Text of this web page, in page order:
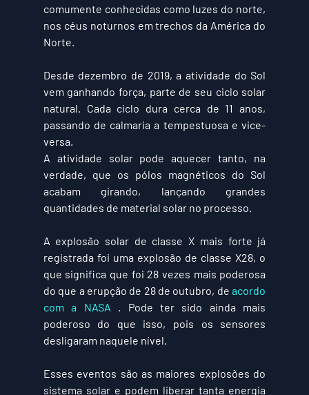
comumente conhecidas como luzes do norte,
nos céus noturnos em trechos da América do
Norte.
Desde dezembro de 2019, a atividade do Sol
vem ganhando força, parte de seu ciclo solar
natural. Cada ciclo dura cerca de 11 anos,
passando de calmaria a tempestuosa e vice-
versa.
A atividade solar pode aquecer tanto, na
verdade, que os pólos magnéticos do Sol
acabam girando, lançando grandes
quantidades de material solar no processo.
A explosão solar de classe X mais forte já
registrada foi uma explosão de classe X28, o
que significa que foi 28 vezes mais poderosa
do que a erupção de 28 de outubro, de acordo
com a NASA . Pode ter sido ainda mais
poderoso do que isso, pois os sensores
desligaram naquele nível.
Esses eventos são as maiores explosões do
sistema solar e podem liberar tanta energia